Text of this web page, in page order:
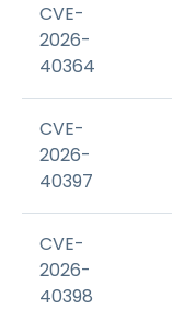
CVE-
2026-
40364
CVE-
2026-
40397
CVE-
2026-
40398